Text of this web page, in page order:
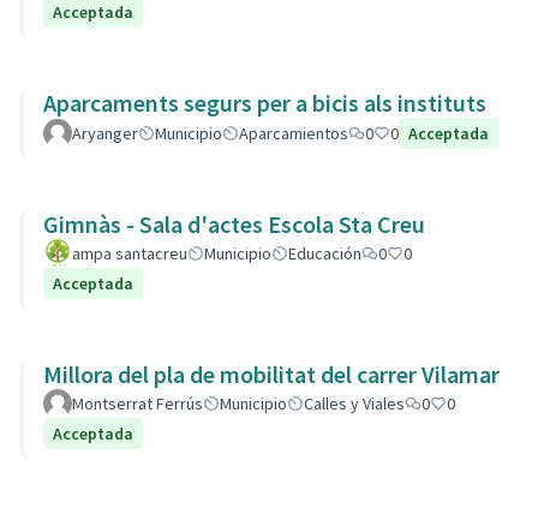
Acceptada
Aparcaments segurs per a bicis als instituts
Aryanger Municipio Aparcamientos 0 0 Acceptada
Gimnàs - Sala d'actes Escola Sta Creu
ampa santacreu Municipio Educación 0
0
Acceptada
Millora del pla de mobilitat del carrer Vilamar
Montserrat Ferrús Municipio Calles y Viales 0
0
Acceptada